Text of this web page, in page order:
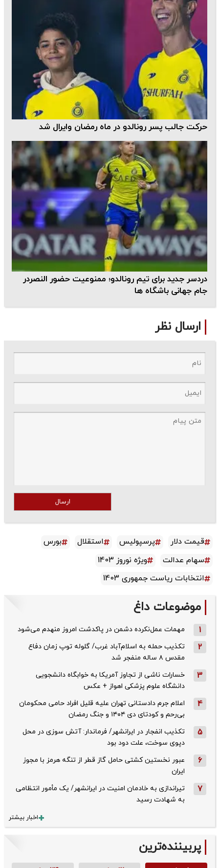
حرکت جالب پسر رونالدو در ماه رمضان وایرال شد
دردسر جدید برای تیم رونالدو؛ ممنوعیت حضور النصردر
جام جهانی باشگاه ها
ارسال نظر
ارسال
قیمت دلار پرسپولیس استقلال
بورس
سهام عدالت
ویژه نوروز 1403
انتخابات ریاست جمهوری 1403
موضوعات داغ
1 مهمات عمل‌نکرده دشمن در پاکدشت امروز منهدم می‌شود
2
تکذیب حمله به اسلام‌آباد غرب/ گلوله توپ زمان دفاع
مقدس ۸ ساله منفجر شد
3
خسارات ناشی از تجاوز آمریکا به خوابگاه دانشجویی
دانشگاه علوم پزشکی اهواز + عکس
4
اعلام جرم دادستانی تهران علیه قلیل افراد حامی محکومان
بی‌رحم و کودتای دی‌ ۱۴۰۴ و جنگ رمضان
5
تکذیب ‌انفجار در ایرانشهر/ فرماندار: آتش سوزی در محل
دپوی سوخت، علت دود بود
6
عبور نخستین کشتی حامل گاز قطر از تنگه هرمز با مجوز
ایران
7
تیراندازی به خادمان امنیت در ایرانشهر/ یک مأمور انتظامی
به شهادت رسید
اخبار بیشتر
پربیننده‌ترین